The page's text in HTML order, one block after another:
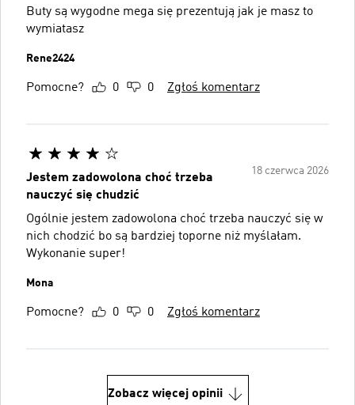
Buty są wygodne mega się prezentują jak je masz to
wymiatasz
Rene2424
Pomocne? 0 0 Zgłoś komentarz
18 czerwca 2026
Jestem zadowolona choć trzeba
nauczyć się chudzić
Ogólnie jestem zadowolona choć trzeba nauczyć się w
nich chodzić bo są bardziej toporne niż myślałam.
Wykonanie super!
Mona
Pomocne? 0 0 Zgłoś komentarz
Zobacz więcej opinii